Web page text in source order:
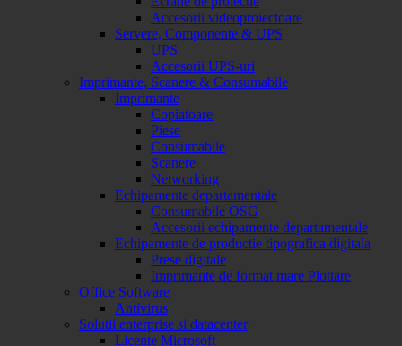
Accesorii videoproiectoare
Servere, Componente & UPS
UPS
Accesorii UPS-uri
Imprimante, Scanere & Consumabile
Imprimante
Copiatoare
Piese
Consumabile
Scanere
Networking
Echipamente departamentale
Consumabile OSG
Accesorii echipamente departamentale
Echipamente de productie tipografica digitala
Prese digitale
Imprimante de format mare Plottare
Office Software
Antivirus
Solutii enterprise si datacenter
Licente Microsoft